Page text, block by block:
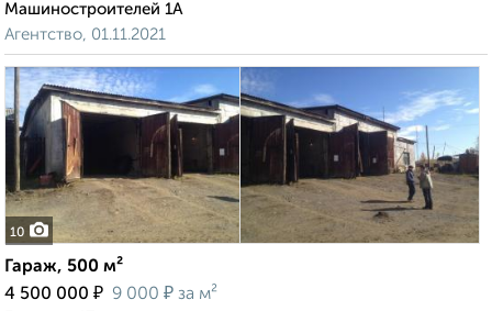
Машиностроителей 1А
Агентство, 01.11.2021
10
Гараж, 500 м²
4 500 000 ₽ 9 000 ₽ за м²